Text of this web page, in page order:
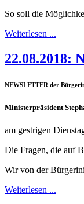
So soll die
Weiterlesen ...
22.08.2018:
NEWSLETTER der
Ministerpräsident
am gestrigen
Die Fragen, die auf
Wir von der
Weiterlesen ...